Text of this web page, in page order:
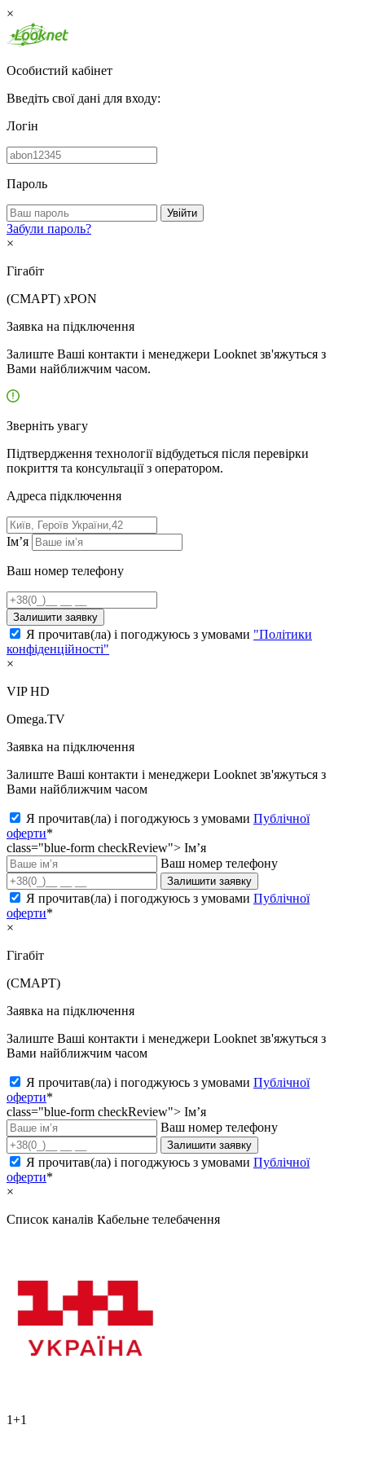
×
Особистий кабінет
Введіть свої дані для входу:
Логін
Пароль
Увійти
Забули пароль?
×
Гігабіт
(СМАРТ) xPON
Заявка на підключення
Залиште Ваші контакти і менеджери Looknet зв'яжуться з
Вами найближчим часом.
Зверніть увагу
Підтвердження технології відбудеться після перевірки
покриття та консультації з оператором.
Адресa підключення
Ім’я
Ваш номер телефону
Залишити заявку
Я прочитав(ла) і погоджуюсь з умовами "Політики
конфіденційності"
×
VIP HD
Omega.TV
Заявка на підключення
Залиште Ваші контакти і менеджери Looknet зв'яжуться з
Вами найближчим часом
Я прочитав(ла) і погоджуюсь з умовами Публічної
оферти*
class="blue-form checkReview"> Ім’я
Ваш номер телефону
Залишити заявку
Я прочитав(ла) і погоджуюсь з умовами Публічної
оферти*
×
Гігабіт
(СМАРТ)
Заявка на підключення
Залиште Ваші контакти і менеджери Looknet зв'яжуться з
Вами найближчим часом
Я прочитав(ла) і погоджуюсь з умовами Публічної
оферти*
class="blue-form checkReview"> Ім’я
Ваш номер телефону
Залишити заявку
Я прочитав(ла) і погоджуюсь з умовами Публічної
оферти*
×
Список каналів Кабельне телебачення
1+1